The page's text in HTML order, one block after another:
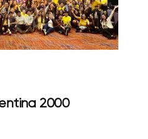
2000